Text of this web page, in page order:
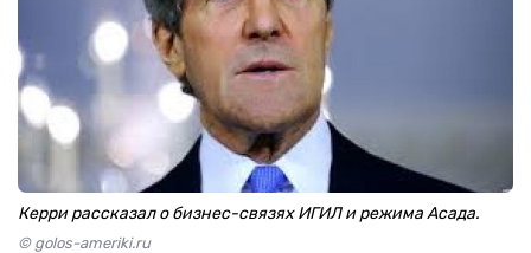
Керри рассказал о бизнес-связях ИГИЛ и режима Асада.
© golos-ameriki.ru